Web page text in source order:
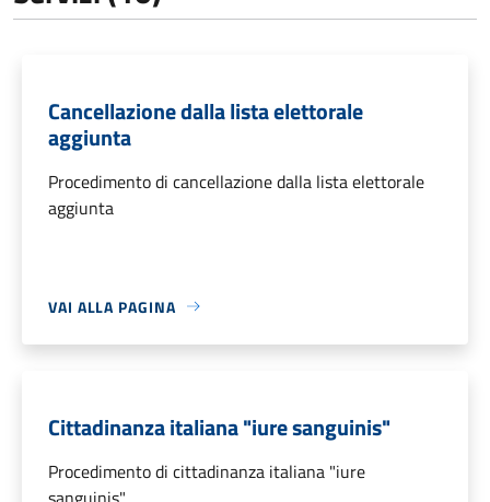
Cancellazione dalla lista elettorale
aggiunta
Procedimento di cancellazione dalla lista elettorale
aggiunta
VAI ALLA PAGINA
Cittadinanza italiana "iure sanguinis"
Procedimento di cittadinanza italiana "iure